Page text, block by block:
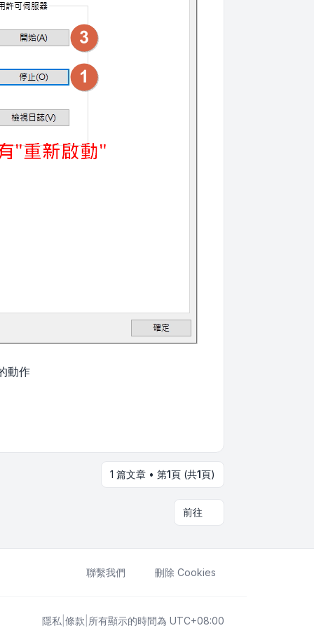
動作
1 篇文章 • 第1頁 (共1頁)
前往
聯繫我們 刪除 Cookies
隱私 條款 所有顯示的時間為 UTC+08:00